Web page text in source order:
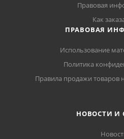
Правовая
Как
ПРАВОВАЯ
Использование
Политика
Правила продажи товаров
НОВОСТИ И